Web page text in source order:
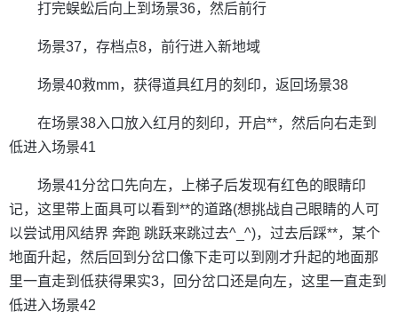
打完蜈蚣后向上到场景36，然后前行
场景37，存档点8，前行进入新地域
场景40救mm，获得道具红月的刻印，返回场景38
在场景38入口放入红月的刻印，开启**，然后向右走到
低进入场景41
场景41分岔口先向左，上梯子后发现有红色的眼睛印
记，这里带上面具可以看到**的道路(想挑战自己眼睛的人可
以尝试用风结界 奔跑 跳跃来跳过去^_^)，过去后踩**，某个
地面升起，然后回到分岔口像下走可以到刚才升起的地面那
里一直走到低获得果实3，回分岔口还是向左，这里一直走到
低进入场景42